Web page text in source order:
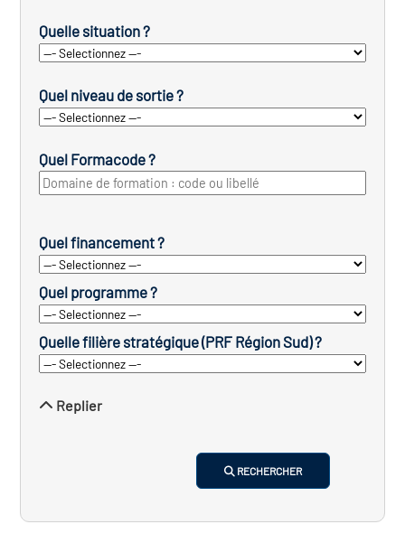
Quelle situation ?
Quel niveau de sortie ?
Quel Formacode ?
Quel financement ?
Quel programme ?
Quelle filière stratégique (PRF Région Sud) ?
Replier
RECHERCHER